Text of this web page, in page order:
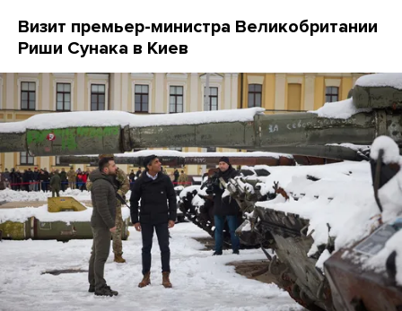
Визит премьер-министра Великобритании
Риши Сунака в Киев